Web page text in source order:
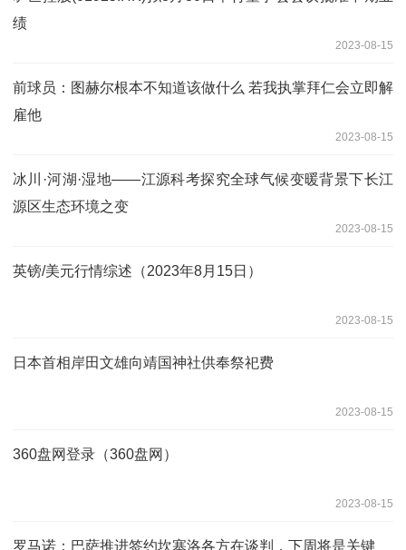
绩
2023-08-15
前球员：图赫尔根本不知道该做什么 若我执掌拜仁会立即解
雇他
2023-08-15
冰川·河湖·湿地——江源科考探究全球气候变暖背景下长江
源区生态环境之变
2023-08-15
英镑/美元行情综述（2023年8月15日）
2023-08-15
日本首相岸田文雄向靖国神社供奉祭祀费
2023-08-15
360盘网登录（360盘网）
2023-08-15
罗马诺：巴萨推进签约坎塞洛各方在谈判，下周将是关键